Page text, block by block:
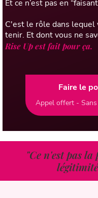
Et ce n’est pas en
C'est le rôle dans lequel
tenir. Et dont vous ne
Rise Up est fait pour ça.
Faire le
Appel offert -
"Ce n'est pas